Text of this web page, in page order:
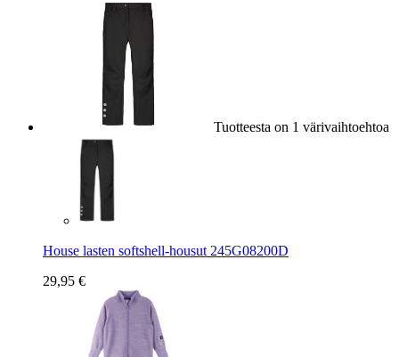
Tuotteesta on 1 värivaihtoehtoa
House lasten softshell-housut 245G08200D
29,95 €